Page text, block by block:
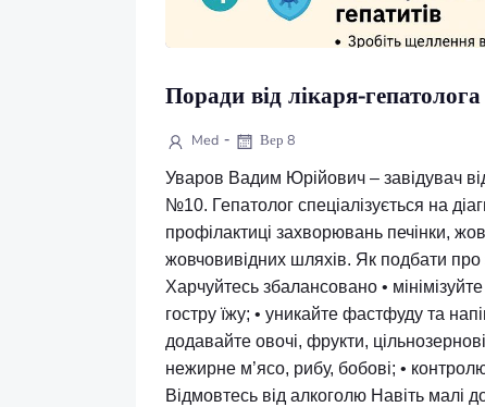
Поради від лікаря-
Med - Вер 8
Уваров Вадим Юрійович –
№10. Гепатолог спеціалізується
профілактиці захворювань